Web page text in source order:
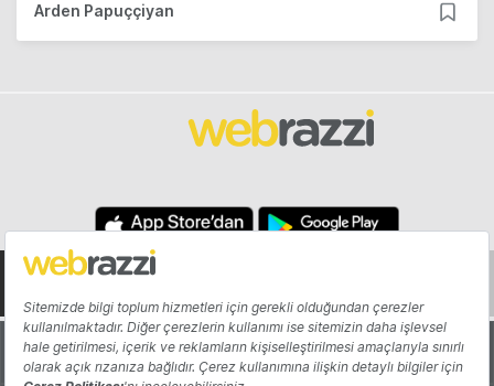
Arden Papuççiyan
Hakkında Yazarlar